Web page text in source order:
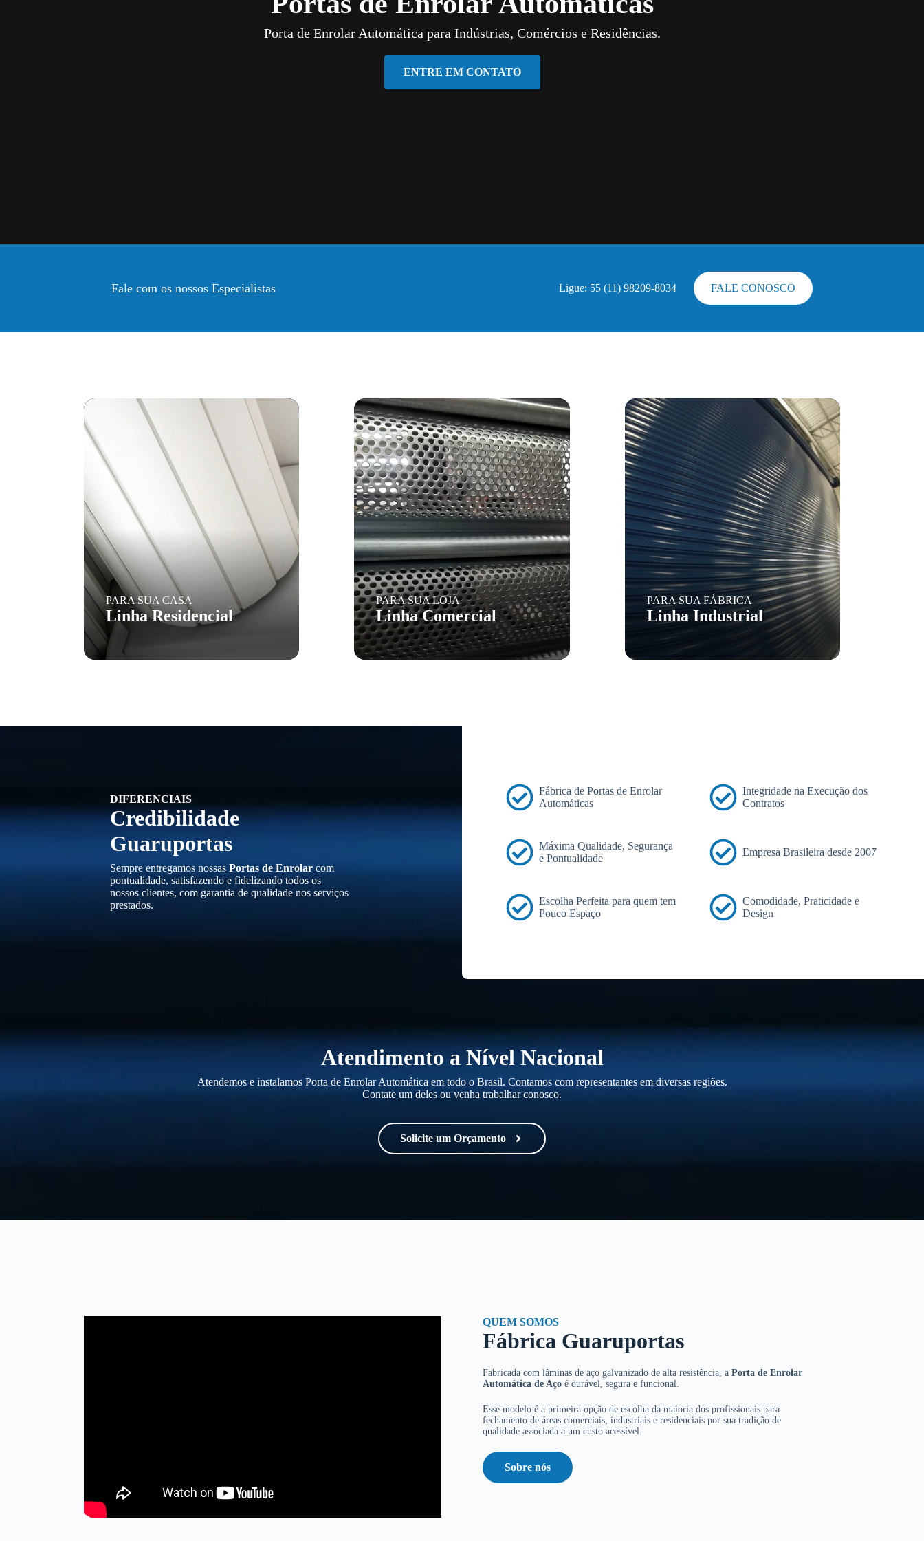
Porta de Enrolar Automática para Indústrias, Comércios e Residências.
ENTRE EM CONTATO
Fale com os nossos Especialistas Ligue: 55 (11) 98209-8034 FALE CONOSCO
PARA SUA CASA
Linha Residencial
PARA SUA LOJA
Linha Comercial
PARA SUA FÁBRICA
Linha Industrial
DIFERENCIAIS
Credibilidade
Guaruportas
Sempre entregamos nossas Portas de Enrolar com
pontualidade, satisfazendo e fidelizando todos os
nossos clientes, com garantia de qualidade nos serviços
prestados.
Fábrica de Portas de Enrolar
Automáticas
Máxima Qualidade, Segurança
e Pontualidade
Escolha Perfeita para quem tem
Pouco Espaço
Integridade na Execução dos
Contratos
Empresa Brasileira desde 2007
Comodidade, Praticidade e
Design
Atendimento a Nível Nacional
Atendemos e instalamos Porta de Enrolar Automática em todo o Brasil. Contamos com representantes em diversas regiões.
Contate um deles ou venha trabalhar conosco.
Solicite um Orçamento
QUEM SOMOS
Fábrica Guaruportas
Fabricada com lâminas de aço galvanizado de alta resistência, a Porta de Enrolar
Automática de Aço é durável, segura e funcional.
Esse modelo é a primeira opção de escolha da maioria dos profissionais para
fechamento de áreas comerciais, industriais e residenciais por sua tradição de
qualidade associada a um custo acessível.
Sobre nós